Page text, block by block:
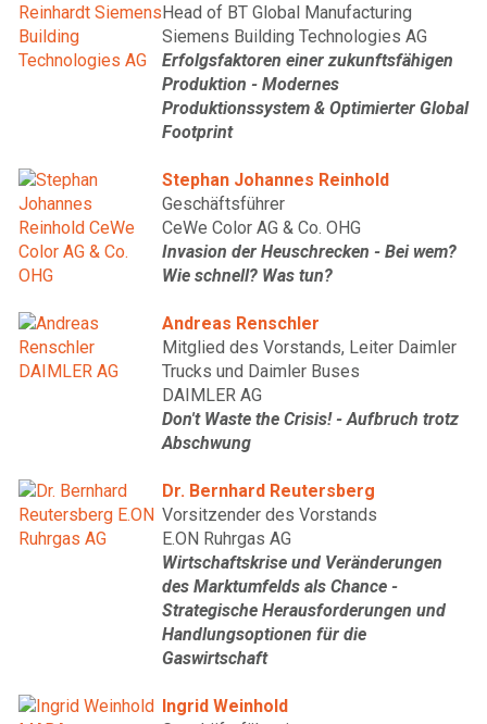
Head of BT Global Manufacturing
Siemens Building Technologies AG
Erfolgsfaktoren einer zukunftsfähigen
Produktion - Modernes
Produktionssystem & Optimierter Global
Footprint
Stephan Johannes Reinhold
Geschäftsführer
CeWe Color AG & Co. OHG
Invasion der Heuschrecken - Bei wem?
Wie schnell? Was tun?
Andreas Renschler
Mitglied des Vorstands, Leiter Daimler
Trucks und Daimler Buses
DAIMLER AG
Don't Waste the Crisis! - Aufbruch trotz
Abschwung
Dr. Bernhard Reutersberg
Vorsitzender des Vorstands
E.ON Ruhrgas AG
Wirtschaftskrise und Veränderungen
des Marktumfelds als Chance -
Strategische Herausforderungen und
Handlungsoptionen für die
Gaswirtschaft
Ingrid Weinhold